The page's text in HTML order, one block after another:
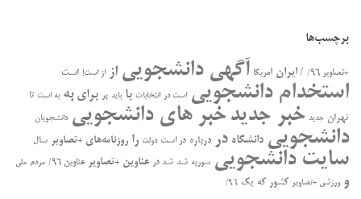
برچسب‌ها
+تصاویر ۹۶/ / ایران آمریکا آگهی دانشجویی از از است! است
استخدام دانشجویی است در انتخابات با باید بر برای به به است تا
تهران جدید خبر جدیدخبر های دانشجویی دانشجویان
دانشجویی دانشگاه در درباره در ﺍﺳﺖ دولت را روزنامه‌های +تصاویر سال
سایت دانشجویی سوریه شد شد در عناوین +تصاویر عناوین ۹۶/ مردم ملی
ورزشی +تصاویر کشور که یک ۹۶/